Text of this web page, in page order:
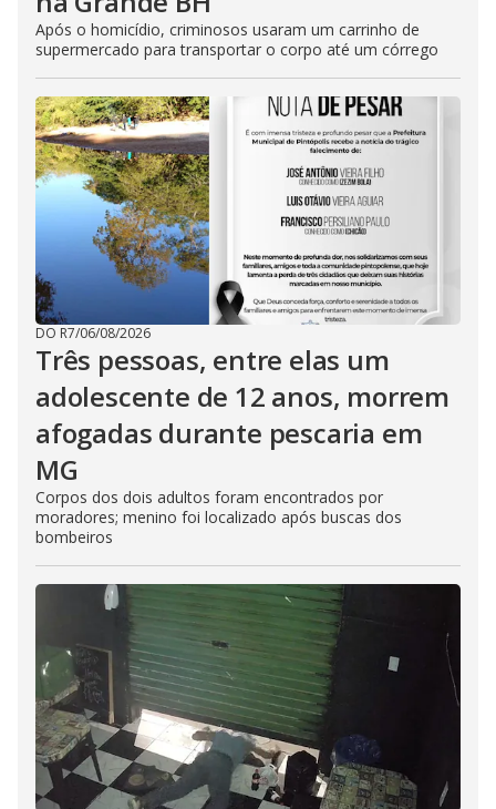
Após o homicídio, criminosos usaram um carrinho de
supermercado para transportar o corpo até um córrego
DO R7/06/08/2026
Três pessoas, entre elas um
adolescente de 12 anos, morrem
afogadas durante pescaria em
MG
Corpos dos dois adultos foram encontrados por
moradores; menino foi localizado após buscas dos
bombeiros